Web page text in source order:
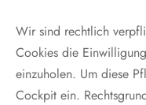
Wir sind rechtlich
Cookies die
einzuholen. Um diese
Cockpit ein.